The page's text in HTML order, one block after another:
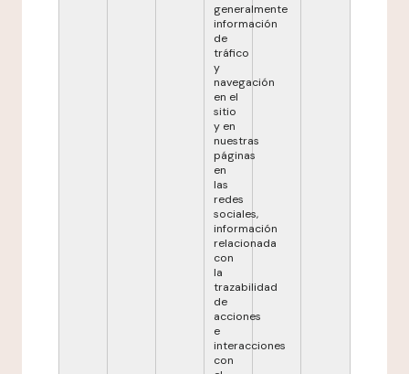
generalmente
información
de
tráfico
y
navegación
en el
sitio
y en
nuestras
páginas
en
las
redes
sociales,
información
relacionada
con
la
trazabilidad
de
acciones
e
interacciones
con